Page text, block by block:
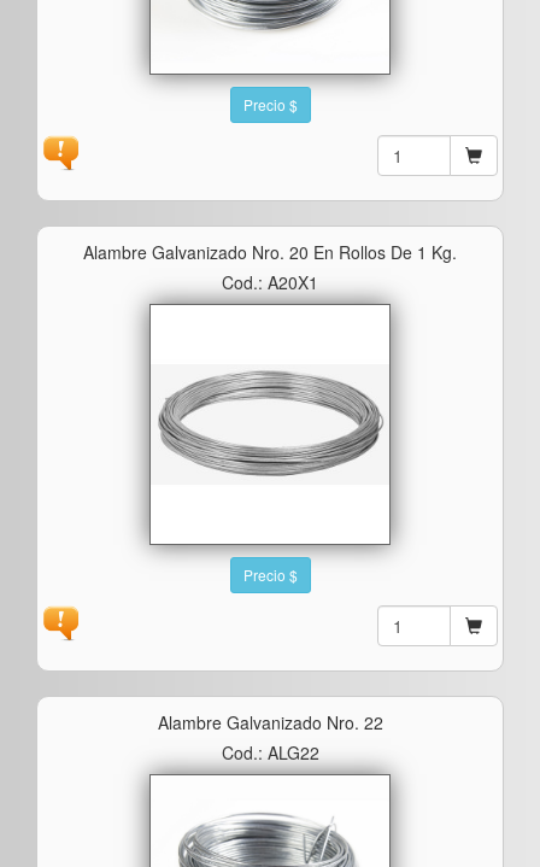
Precio $
Alambre Galvanizado Nro. 20 En Rollos De 1 Kg.
Cod.: A20X1
Precio $
Alambre Galvanizado Nro. 22
Cod.: ALG22